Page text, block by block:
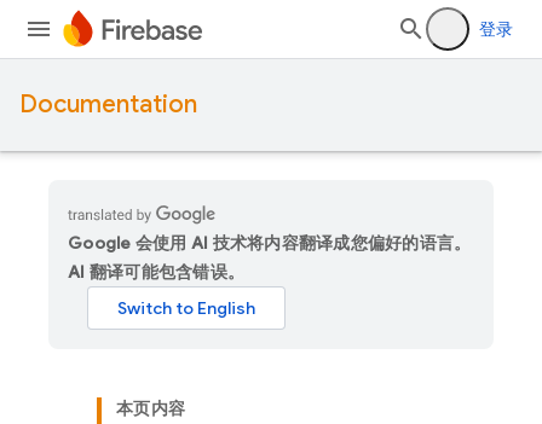
登录
Documentation
Google 会使用 AI 技术将内容翻译成您偏好的语言。
AI 翻译可能包含错误。
本页内容